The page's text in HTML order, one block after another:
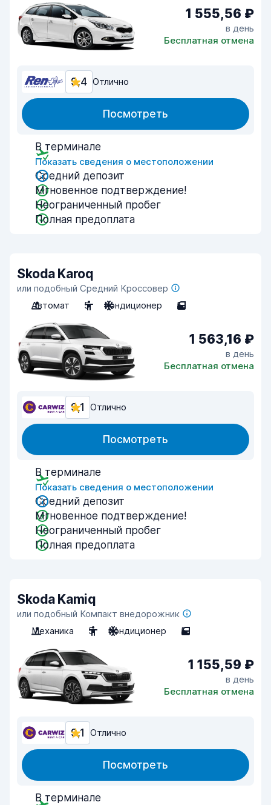
1 555,56 ₽
в день
Бесплатная отмена
9,4 Отлично
Посмотреть
В терминале
Показать сведения о местоположении
Средний депозит
Мгновенное подтверждение!
Неограниченный пробег
Полная предоплата
Skoda Karoq
или подобный Средний Кроссовер
Автомат
5 Кондиционер 5
1 563,16 ₽
в день
Бесплатная отмена
9,1 Отлично
Посмотреть
В терминале
Показать сведения о местоположении
Средний депозит
Мгновенное подтверждение!
Неограниченный пробег
Полная предоплата
Skoda Kamiq
или подобный Компакт внедорожник
Механика
5 Кондиционер 5
1 155,59 ₽
в день
Бесплатная отмена
9,1 Отлично
Посмотреть
В терминале